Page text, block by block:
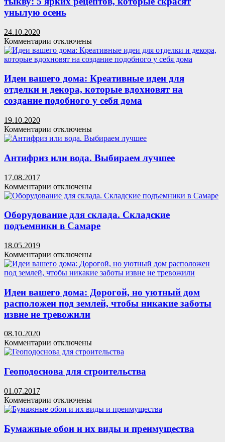
шкафом:
мастер-
рукодельницы
унылую осень
24.10.2020
Комментарии к
записи
Идеи
дома:
Как
вкусно
приготовить
ярких
рецептов,
скрасят
отключены
Идеи вашего дома: Креативные идеи для
отделки и декора, которые вдохновят на
создание подобного у себя дома
19.10.2020
Комментарии к
записи
вашего
дома:
для
отделки
декора,
которые
создание
подобного
у
дома
отключены
Антифриз или вода. Выбираем лучшее
17.08.2017
Комментарии к
записи
или
вода.
Выбираем
отключены
Оборудование для склада. Складские
подъемники в Самаре
18.05.2019
Комментарии к
записи
Оборудование
склада.
Складские
подъемники
в
отключены
Идеи вашего дома: Дорогой, но уютный дом
расположен под землей, чтобы никакие заботы
извне не тревожили
08.10.2020
Комментарии к
записи
вашего
дома:
уютный
дом
расположен
под
отключены
Геоподоснова для строительства
01.07.2017
Комментарии к
записи
для
строительства
отключены
Бумажные обои и их виды и преимущества